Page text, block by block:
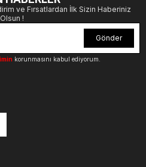
ve Fırsatlardan İlk Sizin Haberiniz
Olsun !
Gönder
korunmasını kabul ediyorum.